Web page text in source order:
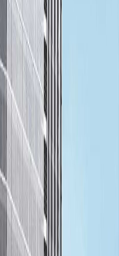
a new town center in
and most prestigious
It has easy access to
Jatiwarna toll gate.
be opened soon,
linked to Jakarta city
a very convenient
amenities such
apartments,
local services
to all you might
week.
89G, GKM Green
HQ GKM Green